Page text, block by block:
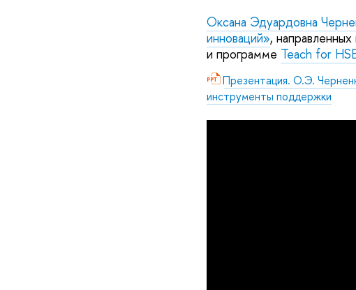
Оксана Эдуардовна
инноваций»,
и программе Teach for
Презентация. О.Э.
инструменты поддержки